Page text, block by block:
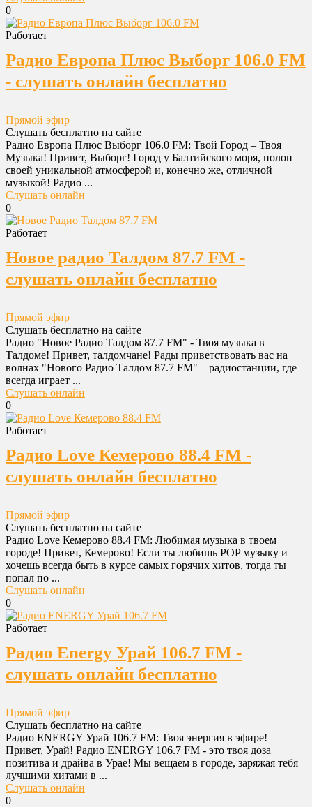
0
Работает
Радио Европа Плюс Выборг 106.0 FM
- слушать онлайн бесплатно
Прямой эфир
Слушать бесплатно на сайте
Радио Европа Плюс Выборг 106.0 FM: Твой Город – Твоя
Музыка! Привет, Выборг! Город у Балтийского моря, полон
своей уникальной атмосферой и, конечно же, отличной
музыкой! Радио ...
Слушать онлайн
0
Работает
Новое радио Талдом 87.7 FM -
слушать онлайн бесплатно
Прямой эфир
Слушать бесплатно на сайте
Радио "Новое Радио Талдом 87.7 FM" - Твоя музыка в
Талдоме! Привет, талдомчане! Рады приветствовать вас на
волнах "Нового Радио Талдом 87.7 FM" – радиостанции, где
всегда играет ...
Слушать онлайн
0
Работает
Радио Love Кемерово 88.4 FM -
слушать онлайн бесплатно
Прямой эфир
Слушать бесплатно на сайте
Радио Love Кемерово 88.4 FM: Любимая музыка в твоем
городе! Привет, Кемерово! Если ты любишь POP музыку и
хочешь всегда быть в курсе самых горячих хитов, тогда ты
попал по ...
Слушать онлайн
0
Работает
Радио Energy Урай 106.7 FM -
слушать онлайн бесплатно
Прямой эфир
Слушать бесплатно на сайте
Радио ENERGY Урай 106.7 FM: Твоя энергия в эфире!
Привет, Урай! Радио ENERGY 106.7 FM - это твоя доза
позитива и драйва в Урае! Мы вещаем в городе, заряжая тебя
лучшими хитами в ...
Слушать онлайн
0